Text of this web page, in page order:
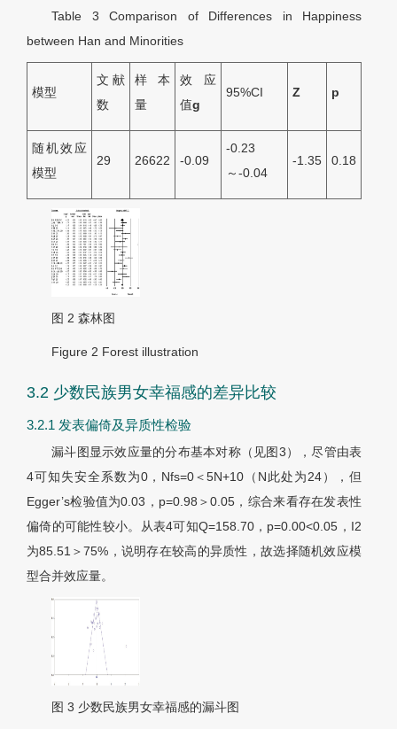
Table 3 Comparison of Differences in Happiness
between Han and Minorities
模型
文献
数
样本
量
效应
值g
95%CI Z p
随机效应
模型
29 26622 -0.09
-0.23
～-0.04
-1.35 0.18
图 2 森林图
Figure 2 Forest illustration
3.2 少数民族男女幸福感的差异比较
3.2.1 发表偏倚及异质性检验
漏斗图显示效应量的分布基本对称（见图3），尽管由表
4可知失安全系数为0，Nfs=0＜5N+10（N此处为24），但
Egger’s检验值为0.03，p=0.98＞0.05，综合来看存在发表性
偏倚的可能性较小。从表4可知Q=158.70，p=0.00<0.05，I2
为85.51＞75%，说明存在较高的异质性，故选择随机效应模
型合并效应量。
图 3 少数民族男女幸福感的漏斗图